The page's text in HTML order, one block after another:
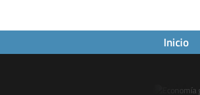
Inicio